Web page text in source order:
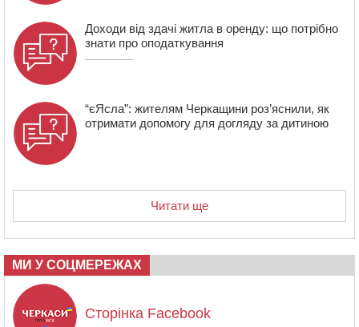
Доходи від здачі житла в оренду: що потрібно
знати про оподаткування
“єЯсла”: жителям Черкащини роз’яснили, як
отримати допомогу для догляду за дитиною
Читати ще
МИ У СОЦМЕРЕЖАХ
Сторінка Facebook